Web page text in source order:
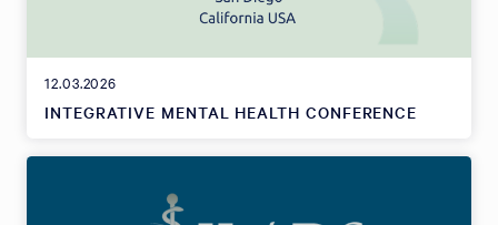
12.03.2026
INTEGRATIVE MENTAL HEALTH CONFERENCE